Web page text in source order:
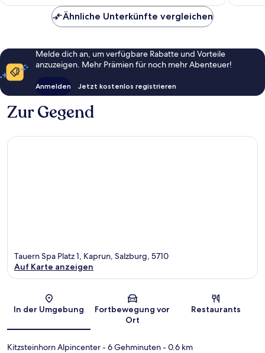
Ähnliche Unterkünfte vergleichen
Melde dich an, um verfügbare Rabatte und Vorteile
anzuzeigen. Mehr Prämien für noch mehr Abenteuer!
Anmelden Jetzt kostenlos registrieren
Zur Gegend
Karte
Tauern Spa Platz 1, Kaprun, Salzburg, 5710
Auf Karte anzeigen
In der Umgebung
Fortbewegung vor
Ort
Restaurants
Kitzsteinhorn Alpincenter- 6 Gehminuten- 0.6 km